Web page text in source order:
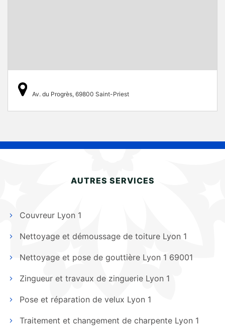
Av. du Progrès, 69800 Saint-Priest
AUTRES SERVICES
Couvreur Lyon 1
Nettoyage et démoussage de toiture Lyon 1
Nettoyage et pose de gouttière Lyon 1 69001
Zingueur et travaux de zinguerie Lyon 1
Pose et réparation de velux Lyon 1
Traitement et changement de charpente Lyon 1